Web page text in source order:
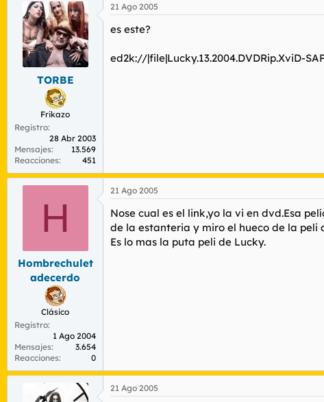
TORBE
Frikazo
Registro
28 Abr 2003
Mensajes
13.569
Reacciones
451
21 Ago 2005
es este?
ed2k://|file|Lucky.13.2004.DVDRip.XviD-
H
Hombrechulet
adecerdo
Clásico
Registro
1 Ago 2004
Mensajes
3.654
Reacciones
0
21 Ago 2005
Nose cual es el link,yo la vi en dvd.Esa
de la estanteria y miro el hueco de la peli
Es lo mas la puta peli de Lucky.
21 Ago 2005